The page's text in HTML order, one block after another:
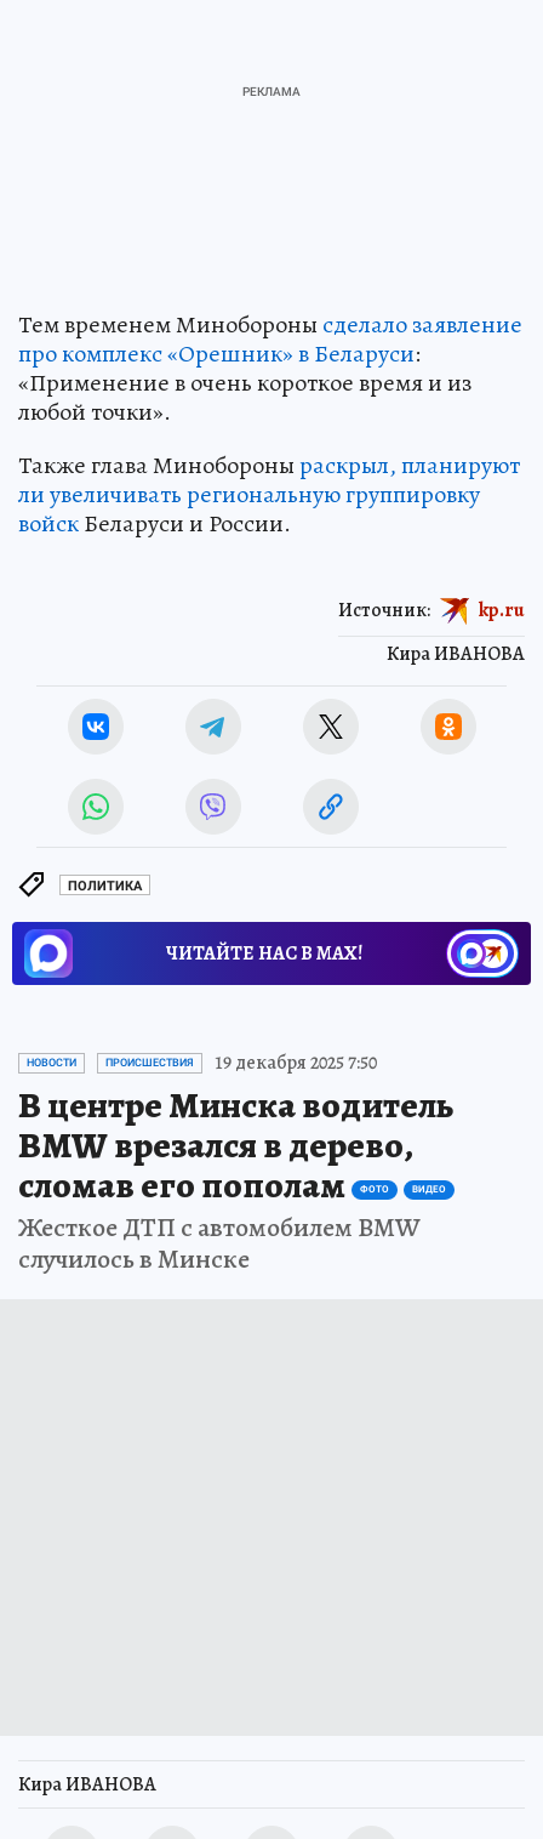
Тем временем Минобороны сделало заявление
про комплекс «Орешник» в Беларуси:
«Применение в очень короткое время и из
любой точки».
Также глава Минобороныраскрыл, планируют
ли увеличивать региональную группировку
войскБеларуси и России.
Кира ИВАНОВА
Источник: kp.ru
ПОЛИТИКА
ЧИТАЙТЕ НАС В МАХ!
НОВОСТИ ПРОИСШЕСТВИЯ 19 декабря 2025 7:50
В центре Минска водитель
BMW врезался в дерево,
сломав его пополам
ФОТО ВИДЕО
Жесткое ДТП с автомобилем BMW
случилось в Минске
Кира ИВАНОВА